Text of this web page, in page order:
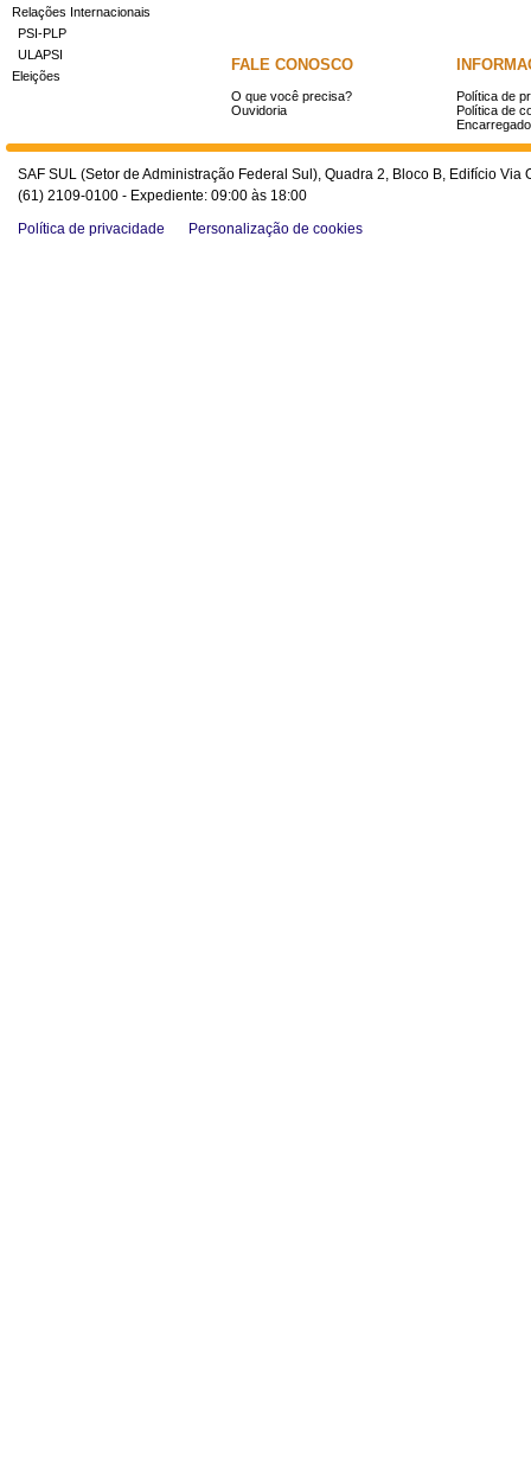
Relações Internacionais
PSI-PLP
ULAPSI
Eleições
FALE CONOSCO
O que você precisa?
Ouvidoria
Política de
Política de
SAF SUL (Setor de Administração Federal Sul), Quadra 2, Bloco B, Edifício
(61) 2109-0100 - Expediente: 09:00 às 18:00
Política de privacidade
Personalização de cookies